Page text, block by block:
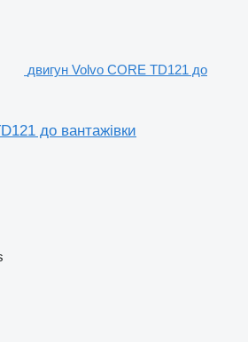
двигун Volvo CORE TD121 до
до вантажівки